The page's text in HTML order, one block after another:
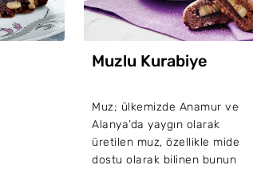
Muzlu Kurabiye
Muz; ülkemizde Anamur ve
Alanya’da yaygın olarak
üretilen muz, özellikle mide
dostu olarak bilinen bunun